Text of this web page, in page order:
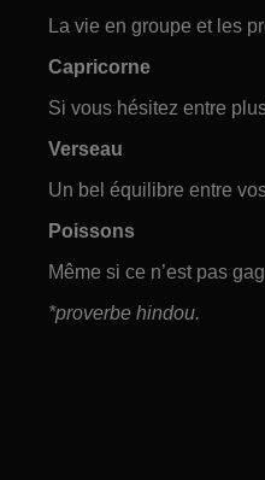
La vie en groupe et les
Capricorne
Si vous hésitez entre
Verseau
Un bel équilibre entre
Poissons
Même si ce n’est pas
*proverbe hindou.